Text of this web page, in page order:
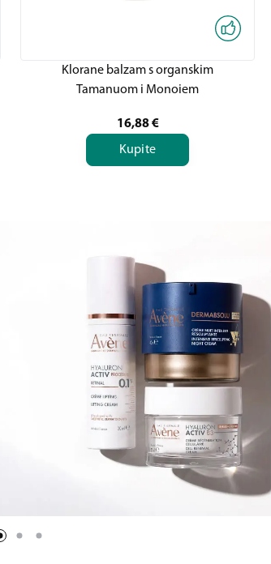
Klorane balzam s organskim
Tamanuom i Monoiem
16,88 €
Kupite